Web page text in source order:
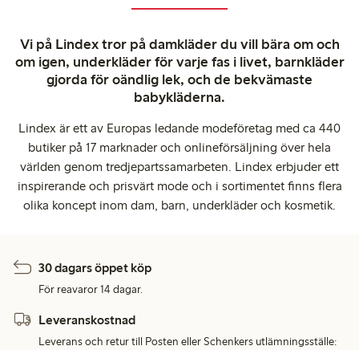
Vi på Lindex tror på damkläder du vill bära om och
om igen, underkläder för varje fas i livet, barnkläder
gjorda för oändlig lek, och de bekvämaste
babykläderna.
Lindex är ett av Europas ledande modeföretag med ca 440
butiker på 17 marknader och onlineförsäljning över hela
världen genom tredjepartssamarbeten. Lindex erbjuder ett
inspirerande och prisvärt mode och i sortimentet finns flera
olika koncept inom dam, barn, underkläder och kosmetik.
30 dagars öppet köp
För reavaror 14 dagar.
Leveranskostnad
Leverans och retur till Posten eller Schenkers utlämningsställe: